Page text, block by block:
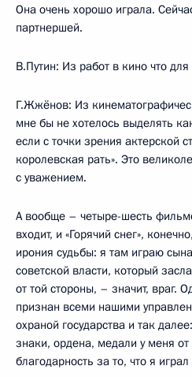
Она очень хорошо играла.
партнершей.
В.Путин: Из работ в кино что
Г.Жжёнов: Из
мне бы не хотелось выделять
если с точки зрения актерской
королевская рать». Это
с уважением.
А вообще – четыре-шесть
входит, и «Горячий снег»,
ирония судьбы: я там играю
советской власти, который
от той стороны, – значит, враг.
признан всеми нашими
охраной государства и так
знаки, ордена, медали у меня от
благодарность за то, что я играл